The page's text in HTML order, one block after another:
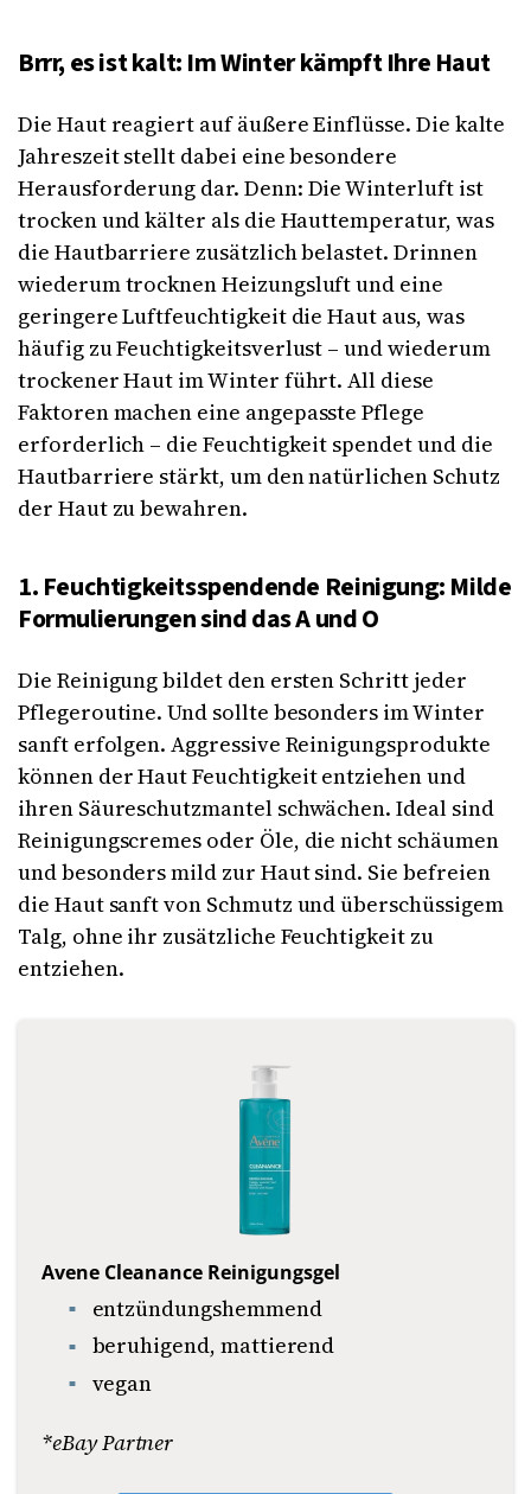
Brrr, es ist kalt: Im Winter kämpft Ihre Haut
Die Haut reagiert auf äußere Einflüsse. Die kalte
Jahreszeit stellt dabei eine besondere
Herausforderung dar. Denn: Die Winterluft ist
trocken und kälter als die Hauttemperatur, was
die Hautbarriere zusätzlich belastet. Drinnen
wiederum trocknen Heizungsluft und eine
geringere Luftfeuchtigkeit die Haut aus, was
häufig zu Feuchtigkeitsverlust – und wiederum
trockener Haut im Winter führt. All diese
Faktoren machen eine angepasste Pflege
erforderlich – die Feuchtigkeit spendet und die
Hautbarriere stärkt, um den natürlichen Schutz
der Haut zu bewahren.
1. Feuchtigkeitsspendende Reinigung: Milde
Formulierungen sind das A und O
Die Reinigung bildet den ersten Schritt jeder
Pflegeroutine. Und sollte besonders im Winter
sanft erfolgen. Aggressive Reinigungsprodukte
können der Haut Feuchtigkeit entziehen und
ihren Säureschutzmantel schwächen. Ideal sind
Reinigungscremes oder Öle, die nicht schäumen
und besonders mild zur Haut sind. Sie befreien
die Haut sanft von Schmutz und überschüssigem
Talg, ohne ihr zusätzliche Feuchtigkeit zu
entziehen.
Avene Cleanance Reinigungsgel
entzündungshemmend
beruhigend, mattierend
vegan
*eBay Partner